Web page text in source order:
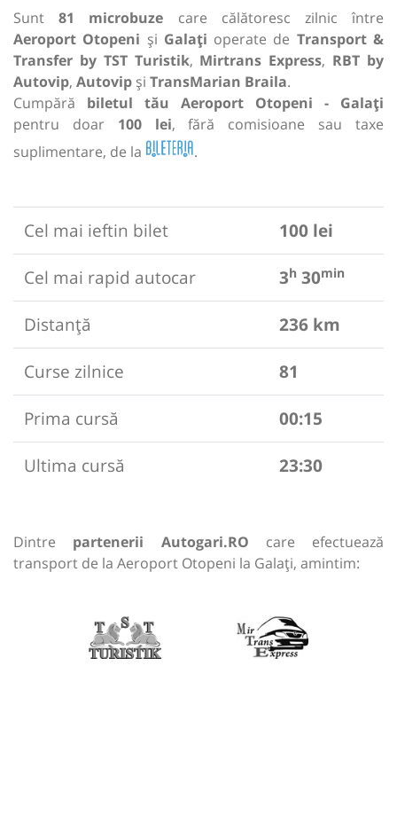
Sunt81 microbuze care călătoresc zilnic între
Aeroport Otopeni și Galați operate de Transport &
Transfer by TST Turistik, Mirtrans Express, RBT by
Autovip, Autovip și TransMarian Braila.
Cumpără biletul tău Aeroport Otopeni - Galați
pentru doar 100 lei, fără comisioane sau taxe
suplimentare, de la
.
Cel mai ieftin bilet
100 lei
Cel mai rapid autocar
3h 30min
Distanță
236 km
Curse zilnice
81
Prima cursă
00:15
Ultima cursă
23:30
Dintre partenerii Autogari.RO care efectuează
transport de la Aeroport Otopeni la Galați, amintim: